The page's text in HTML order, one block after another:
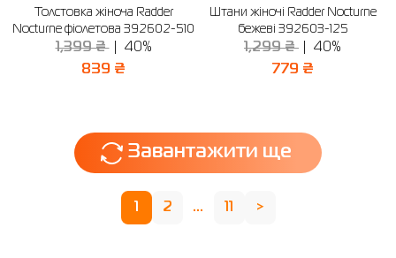
Толстовка жіноча Radder
Nocturne фіолетова 392602-510
1,399 ₴ 40%
839 ₴
Штани жіночі Radder Nocturne
бежеві 392603-125
1,299 ₴ 40%
779 ₴
Завантажити ще
2 ... >